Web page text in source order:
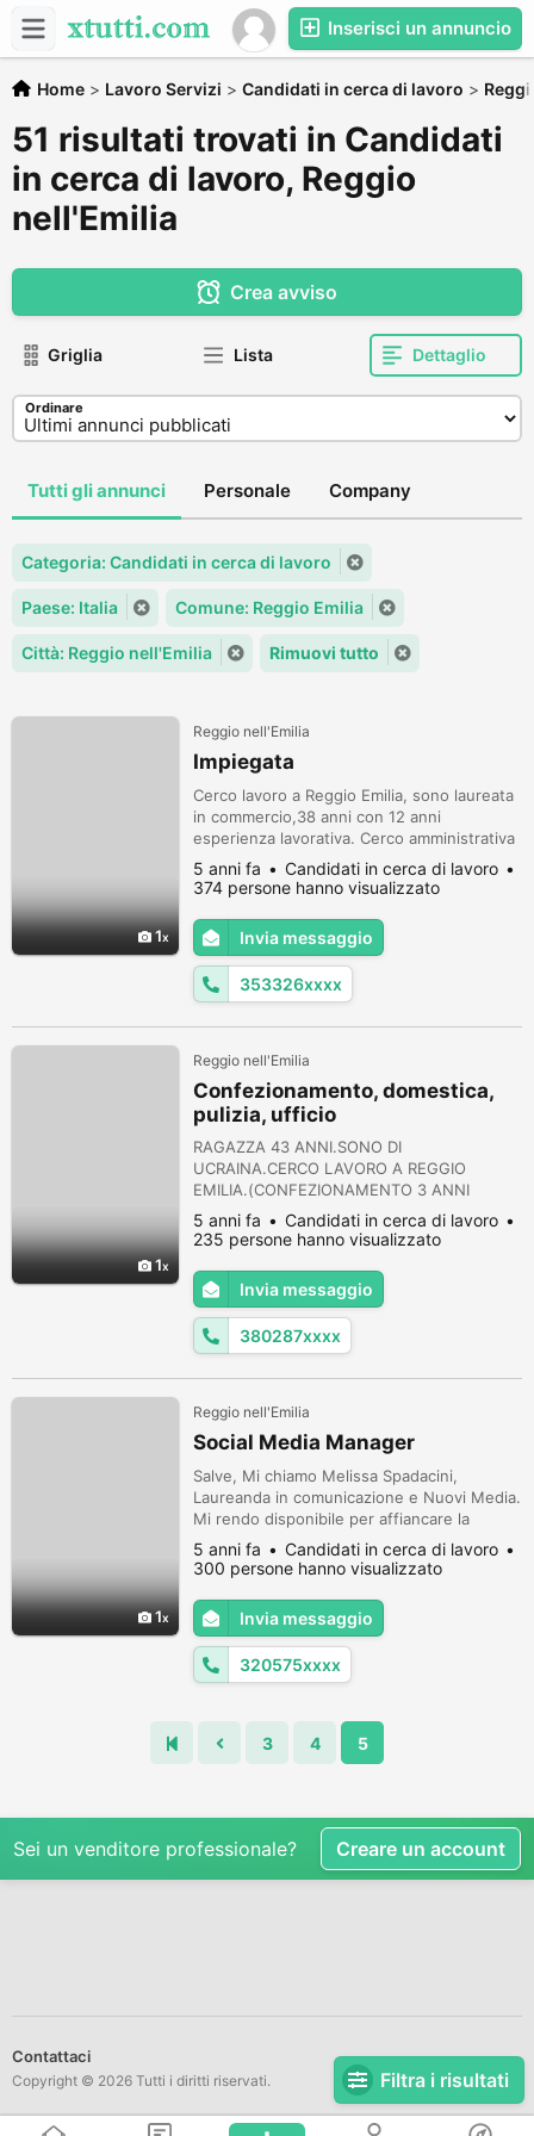
Inserisci un annuncio
Home > Lavoro Servizi > Candidati in cerca di lavoro >
51 risultati trovati in Candidati
in cerca di lavoro, Reggio
nell'Emilia
Filtra i risultati
Crea avviso
Griglia Lista Dettaglio
Ordinare
Tutti gli annunci Personale Company
Categoria: Candidati in cerca di lavoro
Paese: Italia Comune: Reggio Emilia
Città: Reggio nell'Emilia Rimuovi tutto
1
Reggio nell'Emilia
Impiegata
Cerco lavoro a Reggio Emilia, sono laureata
in commercio,38 anni con 12 anni
esperienza lavorativa. Cerco amministrativa
fatturazione o segretaria.
5 anni fa
Candidati in cerca di lavoro
374 persone hanno visualizzato
Invia messaggio
353326xxxx
1
Reggio nell'Emilia
Confezionamento, domestica,
pulizia, ufficio
RAGAZZA 43 ANNI.SONO DI
UCRAINA.CERCO LAVORO A REGGIO
EMILIA.(CONFEZIONAMENTO 3 ANNI
LAVORO IN UCRAINA.FABBRICA
DOLCIARIA)DOMESTICA.PULIZIA
UFFICIO.SONO SERIA E BRAVA PERSONA.
5 anni fa
Candidati in cerca di lavoro
235 persone hanno visualizzato
Invia messaggio
380287xxxx
1
Reggio nell'Emilia
Social Media Manager
Salve, Mi chiamo Melissa Spadacini,
Laureanda in comunicazione e Nuovi Media.
Mi rendo disponibile per affiancare la
comunicazione delle aziende richiedenti e la
gestione delle pagine Social. Ho lavorato in
questo campo per 2 anni e al momento sto
svolgendo il Servizio Civile affiancando il
Responsabile della comunicazione.
5 anni fa
Candidati in cerca di lavoro
300 persone hanno visualizzato
Invia messaggio
320575xxxx
3 4 5
Sei un venditore professionale? Creare un account
Contattaci
Copyright © 2026 Tutti i diritti riservati.